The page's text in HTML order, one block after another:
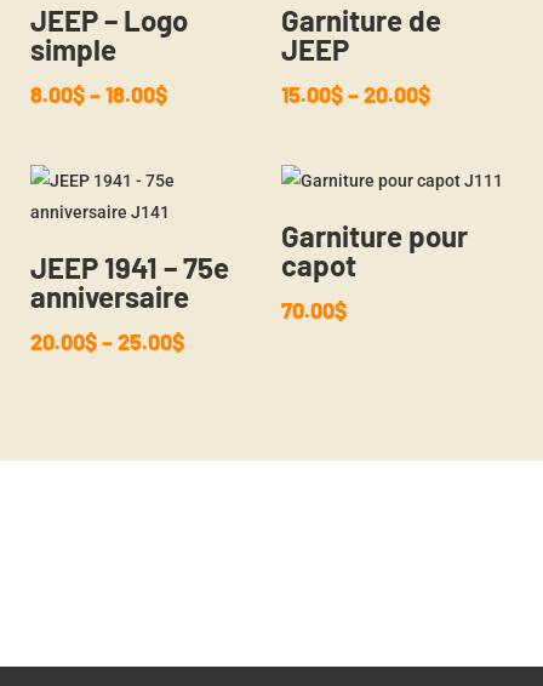
JEEP – Logo
simple
8.00$–18.00$
Garniture de
JEEP
15.00$–20.00$
JEEP 1941 – 75e
anniversaire
20.00$–25.00$
Garniture pour
capot
70.00$